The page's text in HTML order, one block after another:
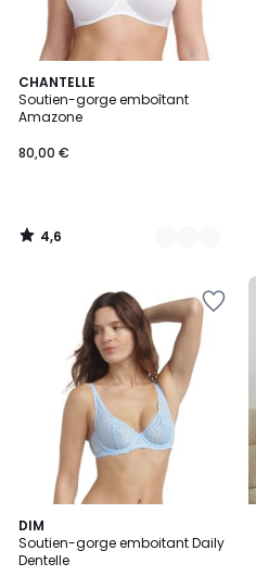
CHANTELLE
Soutien-gorge emboîtant
Amazone
80,00 €
4,6
/ 5
3
Couleurs
4,6
/
DIM
Soutien-gorge emboitant Daily
Dentelle
4,2
/ 5